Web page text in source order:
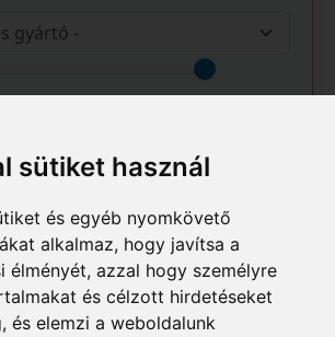
sütiket használ
és egyéb nyomkövető
alkalmaz, hogy javítsa a
élményét, azzal hogy személyre
és célzott hirdetéseket
és elemzi a weboldalunk